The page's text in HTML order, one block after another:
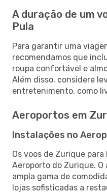
A duração de um
Pula
Para garantir uma
recomendamos que
roupa confortável e
Além disso, considere
entretenimento, como
Aeroportos em
Instalações no
Os voos de Zurique
Aeroporto do Zurique.
ampla gama de
lojas sofisticadas a